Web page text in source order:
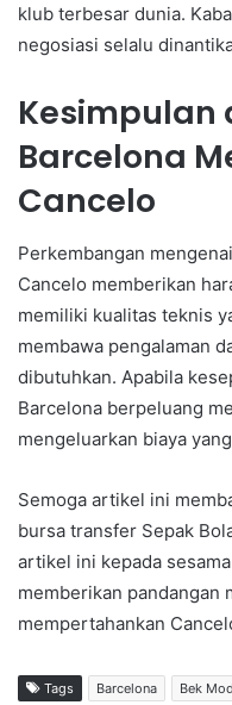
klub terbesar dunia.
negosiasi selalu
Kesimpulan
Barcelona
Cancelo
Perkembangan
Cancelo memberikan
memiliki kualitas teknis
membawa pengalaman
dibutuhkan. Apabila
Barcelona berpeluang
mengeluarkan biaya
Semoga artikel ini
bursa transfer Sepak
artikel ini kepada
memberikan pandangan
mempertahankan
Tags Barcelona Bek